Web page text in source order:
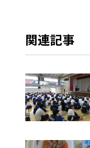
関連記事